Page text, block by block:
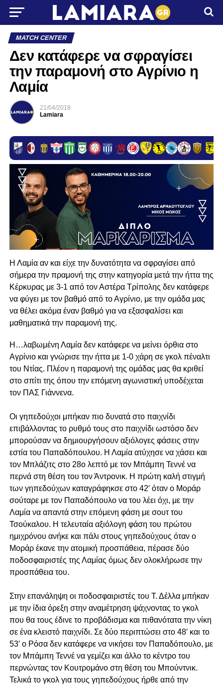
MATCH CENTER
Δεν κατάφερε να σφραγίσει
την παραμονή στο Αγρίνιο η
Λαμία
21/04/2018
Lamiara
Η Λαμία αν και είχε την δυνατότητα να σφραγίσει από
σήμερα την πραμονή της στην κατηγορία μετά την ήττα της
Κέρκυρας με 3-1 από τον Αστέρα Τρίπολης δεν κατάφερε
να φύγει με τον βαθμό από το Αγρίνιο, με την ομάδα μας
να θέλει ακόμα έναν βαθμό για να εξασφαλίσει και
μαθηματικά την παραμονή της.
Η…λαβωμένη Λαμία δεν κατάφερε να μείνει όρθια στο
Αγρίνιο και γνώρισε την ήττα με 1-0 χάρη σε γκολ πέναλτι
του Ντίας. Πλέον η παραμονή της ομάδας μας θα κριθεί
στο σπίτι της όπου την επόμενη αγωνιστική υποδέχεται
τον ΠΑΣ Γιάννενα.
Οι γηπεδούχοι μπήκαν πιο δυνατά στο παιχνίδι
επιβάλλοντας το ρυθμό τους στο παιχνίδι ωστόσο δεν
μπορούσαν να δημιουργήσουν αξιόλογες φάσεις στην
εστία του Παπαδόπουλου. Η Λαμία ατύχησε να χάσει και
τον Μπλάζιτς στο 28ο λεπτό με τον Μπάμπη Τεννέ να
περνά στη θέση του τον Άντρονικ. Η πρώτη καλή στιγμή
των γηπεδούχων καταγράφηκσε στο 42′ όταν ο Μοράρ
σούταρε με τον Παπαδόπουλο να του λέει όχι, με την
Λαμία να απαντά στην επόμενη φάση με σουτ του
Τσούκαλου. Η τελευταία αξιόλογη φάση του πρώτου
ημιχρόνου ανήκε και πάλι στους γηπεδούχους όταν ο
Μοράρ έκανε την ατομική προσπάθεια, πέρασε δύο
ποδοσφαιριστές της Λαμίας όμως δεν ολοκλήρωσε την
προσπάθεια του.
Στην επανάληψη οι ποδοσφαιριστές του Τ. Δέλλα μπήκαν
με την ίδια όρεξη στην αναμέτρηση ψάχνοντας το γκολ
που θα τους έδινε το προβάδισμα και πιθανότατα την νίκη
σε ένα κλειστό παιχνίδι. Σε δύο περιπτώσει στο 48′ και το
53′ ο Ρόσα δεν κατάφερε να νικήσει τον Παπαδόπουλο, με
τον Μπάμπη Τεννέ να γεμίζει και άλλο το κέντρο του
περνώντας τον Κουτρομάνο στη θέση του Μπούντνικ.
Τελικά το γκολ για τους γηπεδούχους ήρθε από την